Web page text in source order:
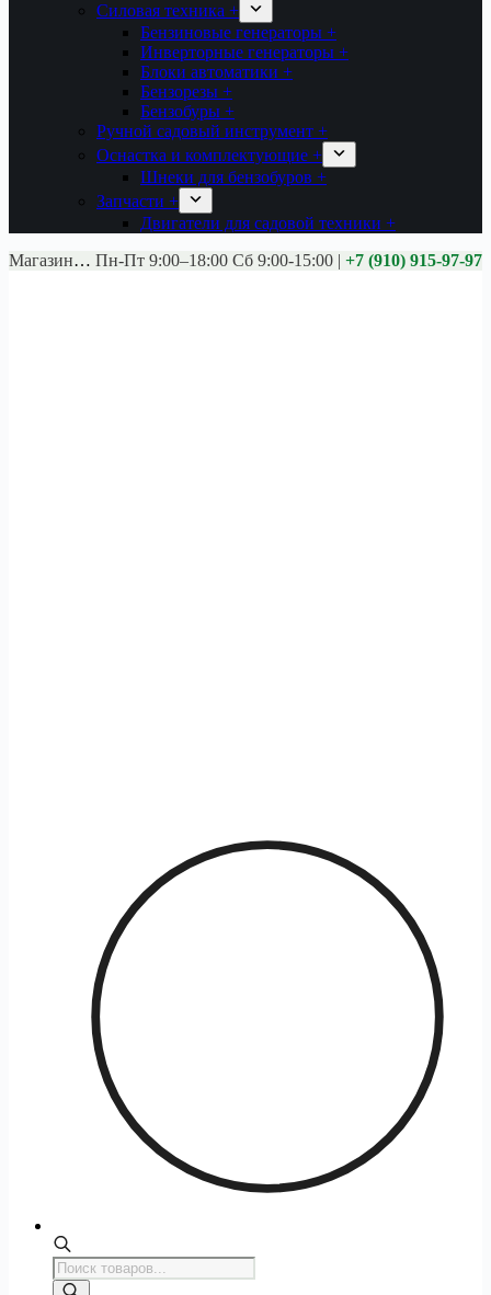
Силовая техника +
Бензиновые генераторы +
Инверторные генераторы +
Блоки автоматики +
Бензорезы +
Бензобуры +
Ручной садовый инструмент +
Оснастка и комплектующие +
Шнеки для бензобуров +
Запчасти +
Двигатели для садовой техники +
Магазины: Калуга ул. Московская д.113
Пн-Пт 9:00–18:00 Сб 9:00-15:00 | +7 (910) 915-97-97
Поиск
товаров